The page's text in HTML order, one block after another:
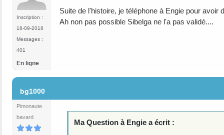
Inscription :
18-09-2018
Messages :
401
Suite de l'histoire, je téléphone à Engie pour
Ah non pas possible Sibelga ne l'a pas validé....
En ligne
bg1000
Pimonaute
bavard
Ma Question à Engie a écrit :